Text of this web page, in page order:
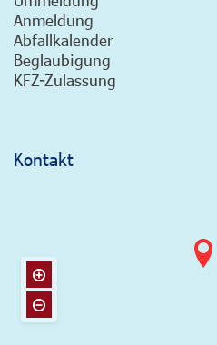
Anmeldung
Abfallkalender
Beglaubigung
KFZ-Zulassung
Kontakt